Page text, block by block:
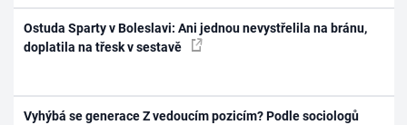
Ostuda Sparty v Boleslavi: Ani jednou nevystřelila na bránu,
doplatila na třesk v sestavě
Vyhýbá se generace Z vedoucím pozicím? Podle sociologů